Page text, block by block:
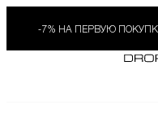
-7% НА ПЕРВУЮ